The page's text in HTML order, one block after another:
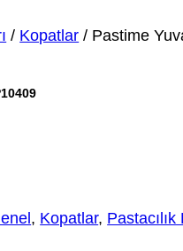
/ Kopatlar / Pastime
, Kopatlar,